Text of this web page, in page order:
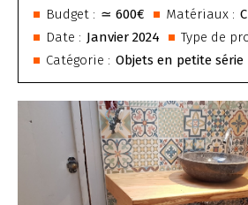
Budget : ≃ 600€ Matériaux :
Date : Janvier 2024 Type de
Catégorie : Objets en petite série